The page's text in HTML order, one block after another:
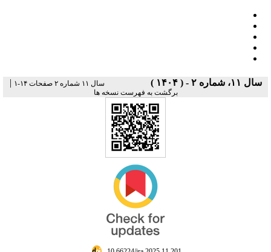
سال ۱۱، شماره ۲ - ( ۱۴۰۴ ) سال ۱۱ شماره ۲ صفحات ۱۴-۱ |
برگشت به فهرست نسخه ها